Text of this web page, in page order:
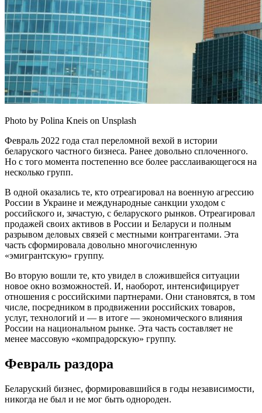
Photo by Polina Kneis on Unsplash
Февраль 2022 года стал переломной вехой в истории
беларуского частного бизнеса. Ранее довольно сплоченного.
Но с того момента постепенно все более расслаивающегося на
несколько групп.
В одной оказались те, кто отреагировал на военную агрессию
России в Украине и международные санкции уходом с
российского и, зачастую, с беларуского рынков. Отреагировал
продажей своих активов в России и Беларуси и полным
разрывом деловых связей с местными контрагентами. Эта
часть сформировала довольно многочисленную
«эмигрантскую» группу.
Во вторую вошли те, кто увидел в сложившейся ситуации
новое окно возможностей. И, наоборот, интенсифицирует
отношения с российскими партнерами. Они становятся, в том
числе, посредником в продвижении российских товаров,
услуг, технологий и — в итоге — экономического влияния
России на национальном рынке. Эта часть составляет не
менее массовую «компрадорскую» группу.
Февраль раздора
Беларуский бизнес, формировавшийся в годы независимости,
никогда не был и не мог быть однороден.